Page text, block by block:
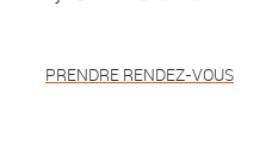
PRENDRE RENDEZ-VOUS